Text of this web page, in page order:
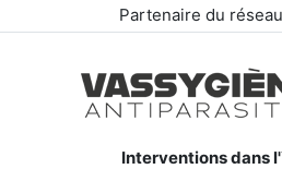
Partenaire du réseau
Interventions dans